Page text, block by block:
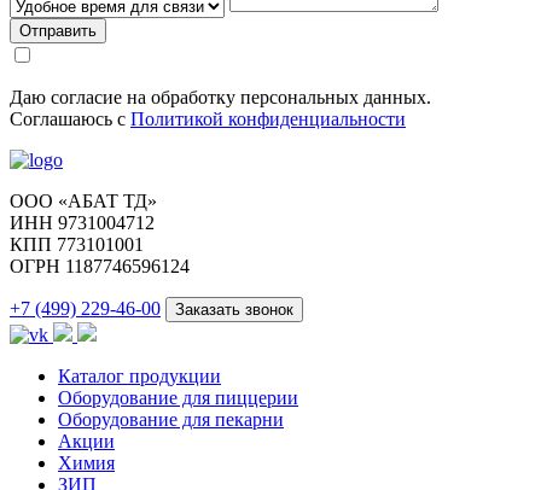
Отправить
Даю согласие на обработку персональных данных.
Соглашаюсь с Политикой конфиденциальности
ООО «АБАТ ТД»
ИНН 9731004712
КПП 773101001
ОГРН 1187746596124
+7 (499) 229-46-00 Заказать звонок
Каталог продукции
Оборудование для пиццерии
Оборудование для пекарни
Акции
Химия
ЗИП